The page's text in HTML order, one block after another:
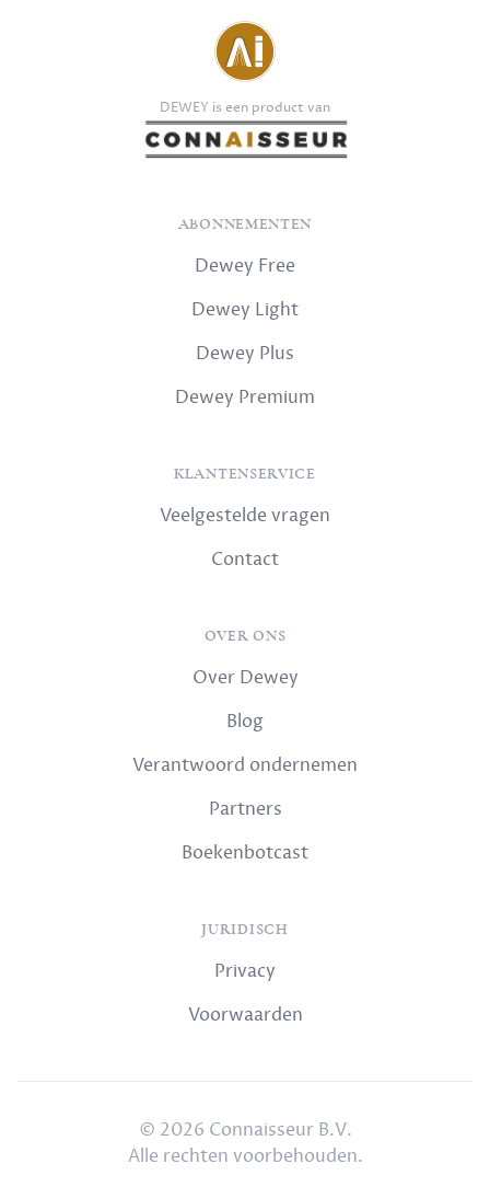
DEWEY is een product van
ABONNEMENTEN
Dewey Free
Dewey Light
Dewey Plus
Dewey Premium
KLANTENSERVICE
Veelgestelde vragen
Contact
OVER ONS
Over Dewey
Blog
Verantwoord ondernemen
Partners
Boekenbotcast
JURIDISCH
Privacy
Voorwaarden
© 2026 Connaisseur B.V.
Alle rechten voorbehouden.